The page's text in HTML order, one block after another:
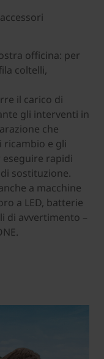
officina: per
coltelli,
il carico di
gli interventi in
che
e gli
eseguire rapidi
sostituzione.
a macchine
a LED, batterie
di avvertimento –